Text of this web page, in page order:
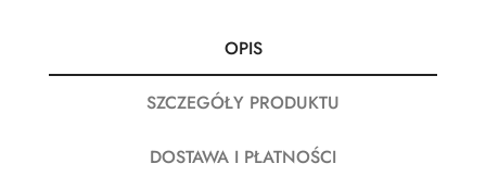
OPIS
SZCZEGÓŁY PRODUKTU
DOSTAWA I PŁATNOŚCI